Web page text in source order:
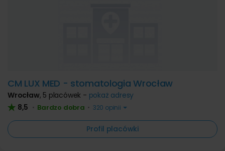
CM LUX MED - stomatologia Wrocław
Wrocław, 5 placówek - pokaż adresy
8,5 • Bardzo dobra • 320 opinii
Profil placówki